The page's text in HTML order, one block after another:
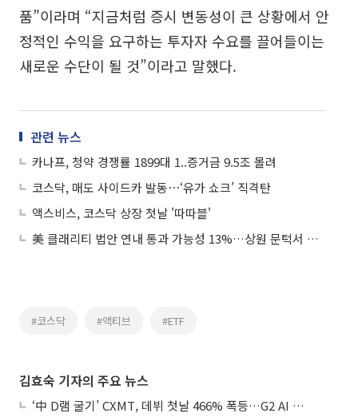
품”이라며 “지금처럼 증시 변동성이 큰 상황에서 안
정적인 수익을 요구하는 투자자 수요를 끌어들이는
새로운 수단이 될 것”이라고 말했다.
관련 뉴스
카나프, 청약 경쟁률 1899대 1..증거금 9.5조 몰려
코스닥, 매도 사이드카 발동⋯‘유가 쇼크’ 직격탄
액스비스, 코스닥 상장 첫날 '따따블'
美 클래리티 법안 연내 통과 가능성 13%…상원 문턱서 제동
#코스닥 #액티브 #ETF
김효숙 기자의 주요 뉴스
‘中 D램 굴기’ CXMT, 데뷔 첫날 466% 폭등…G2 AI 패권 ‘쩐의 전쟁’